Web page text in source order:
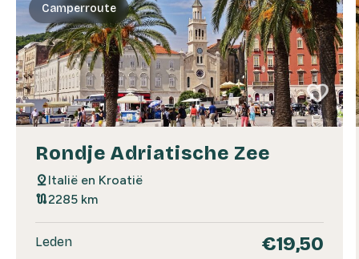
Camperroute
favorite
favorite
Rondje Adriatische Zee
pin_dropItalië en Kroatië
route2285 km
Leden €19,50